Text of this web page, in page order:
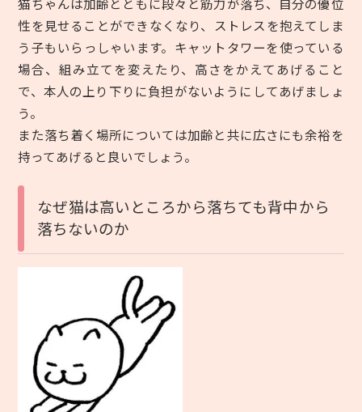
猫ちゃんは加齢とともに段々と筋力が落ち、自分の優位
性を見せることができなくなり、ストレスを抱えてしま
う子もいらっしゃいます。キャットタワーを使っている
場合、組み立てを変えたり、高さをかえてあげること
で、本人の上り下りに負担がないようにしてあげましょ
う。
また落ち着く場所については加齢と共に広さにも余裕を
持ってあげると良いでしょう。
なぜ猫は高いところから落ちても背中から
落ちないのか